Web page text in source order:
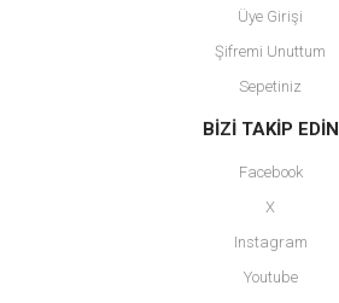
Üye Girişi
Şifremi Unuttum
Sepetiniz
BİZİ TAKİP EDİN
Facebook
X
Instagram
Youtube